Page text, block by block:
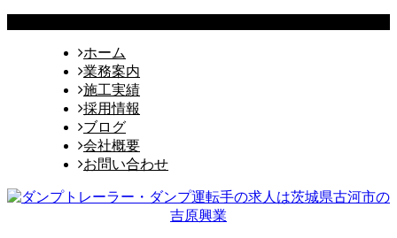
ホーム
業務案内
施工実績
採用情報
ブログ
会社概要
お問い合わせ